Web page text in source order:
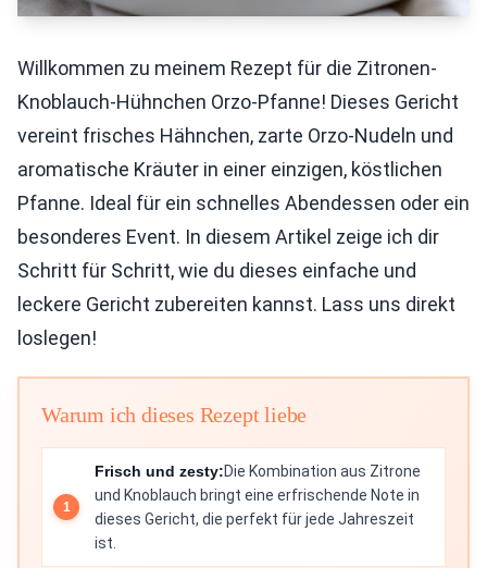
Willkommen zu meinem Rezept für die Zitronen-
Knoblauch-Hühnchen Orzo-Pfanne! Dieses Gericht
vereint frisches Hähnchen, zarte Orzo-Nudeln und
aromatische Kräuter in einer einzigen, köstlichen
Pfanne. Ideal für ein schnelles Abendessen oder ein
besonderes Event. In diesem Artikel zeige ich dir
Schritt für Schritt, wie du dieses einfache und
leckere Gericht zubereiten kannst. Lass uns direkt
loslegen!
Warum ich dieses Rezept liebe
Frisch und zesty:Die Kombination aus Zitrone
und Knoblauch bringt eine erfrischende Note in
dieses Gericht, die perfekt für jede Jahreszeit
ist.